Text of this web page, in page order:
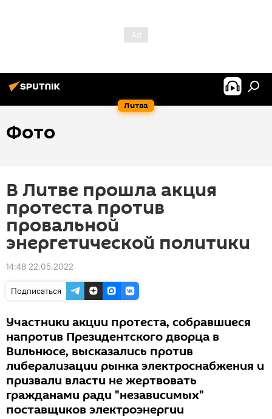
Литва
Фото
В Литве прошла акция
протеста против
провальной
энергетической политики
14:48 22.05.2022
Подписаться
Участники акции протеста, собравшиеся
напротив Президентского дворца в
Вильнюсе, высказались против
либерализации рынка электроснабжения и
призвали власти не жертвовать
гражданами ради "независимых"
поставщиков электроэнергии